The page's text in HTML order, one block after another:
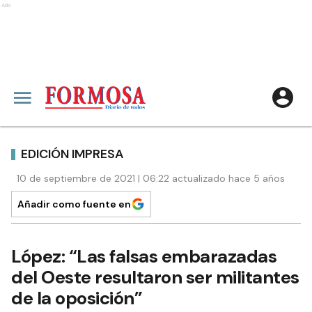
Ads
EDICIÓN IMPRESA
10 de septiembre de 2021 | 06:22 actualizado hace 5 años
Añadir como fuente en
López: “Las falsas embarazadas
del Oeste resultaron ser militantes
de la oposición”